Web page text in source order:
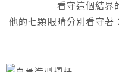
看守這個結界
他的七顆眼睛分別看守著